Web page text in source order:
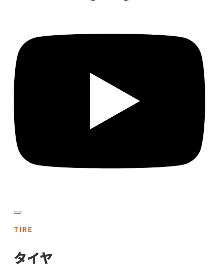
TIRE
タイヤ